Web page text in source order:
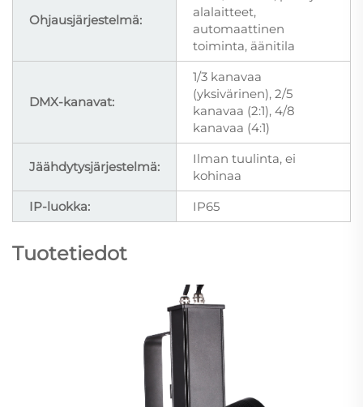
Ohjausjärjestelmä:
alalaitteet,
automaattinen
toiminta, äänitila
DMX-kanavat:
1/3 kanavaa
(yksivärinen), 2/5
kanavaa (2:1), 4/8
kanavaa (4:1)
Jäähdytysjärjestelmä:
Ilman tuulinta, ei
kohinaa
IP-luokka:
IP65
Tuotetiedot